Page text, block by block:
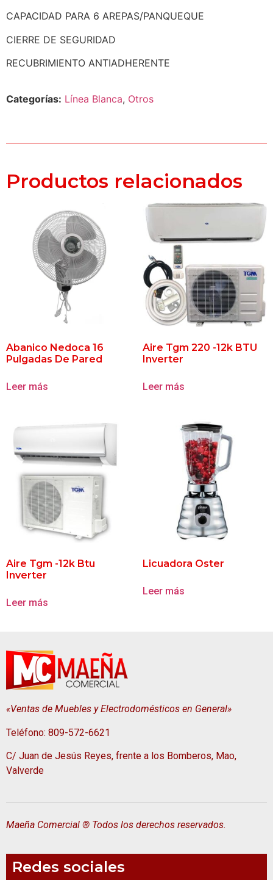
CAPACIDAD PARA 6 AREPAS/PANQUEQUE
CIERRE DE SEGURIDAD
RECUBRIMIENTO ANTIADHERENTE
Categorías: Línea Blanca, Otros
Productos relacionados
Abanico Nedoca 16
Pulgadas De Pared
Leer más
Aire Tgm 220 -12k BTU
Inverter
Leer más
Aire Tgm -12k Btu
Inverter
Leer más
Licuadora Oster
Leer más
«Ventas de Muebles y Electrodomésticos en General»
Teléfono: 809-572-6621
C/ Juan de Jesús Reyes, frente a los Bomberos, Mao,
Valverde
Maeña Comercial ® Todos los derechos reservados.
Redes sociales